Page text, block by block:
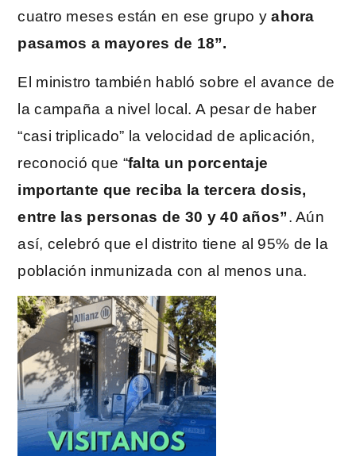
cuatro meses están en ese grupo yahora
pasamos a mayores de 18”.
El ministro también habló sobre el avance de
la campaña a nivel local. A pesar de haber
“casi triplicado” la velocidad de aplicación,
reconoció que “falta un porcentaje
importante que reciba la tercera dosis,
entre las personas de 30 y 40 años”. Aún
así, celebró que el distrito tiene al 95% de la
población inmunizada con al menos una.